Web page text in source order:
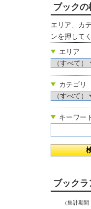
ブックの
エリア、カ
ンを押して
エリア
カテゴリ
キーワー
ブック
（集計期